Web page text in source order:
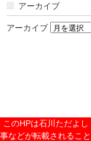
アーカイブ
アーカイブ
このHPは石川ただよ
事などが転載されるこ